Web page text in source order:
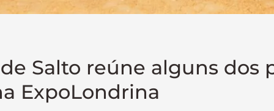
Salto reúne alguns dos
ExpoLondrina